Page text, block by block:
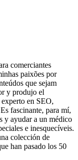
comerciantes
paixões por
que sejam
y produjo el
en SEO,
fascinante, para mí,
y ayudar a un médico
e inesquecíveis.
colección de
han pasado los 50